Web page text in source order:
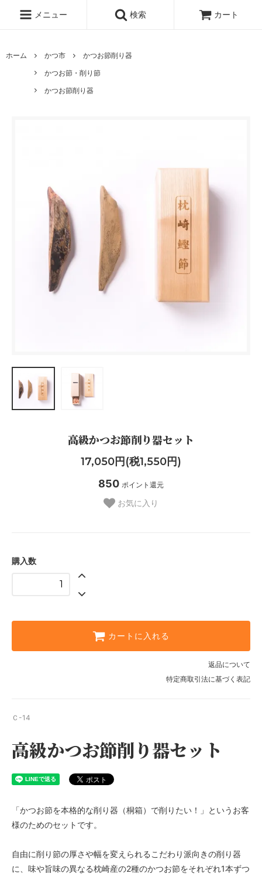
メニュー 検索 カート
ホーム かつ市
かつお節削り器
かつお節・削り節
かつお節削り器
高級かつお節削り器セット
17,050円(税1,550円)
850 ポイント還元
お気に入り
購入数
カートに入れる
返品について
特定商取引法に基づく表記
Ｃ-14
高級かつお節削り器セット
「かつお節を本格的な削り器（桐箱）で削りたい！」というお客
様のためのセットです。
自由に削り節の厚さや幅を変えられるこだわり派向きの削り器
に、味や旨味の異なる枕崎産の2種のかつお節をそれぞれ1本ずつ